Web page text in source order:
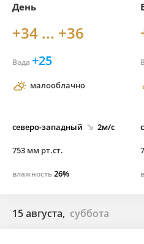
День
+34 ... +36
Вода +25
малооблачно
северо-западный 2м/с
753 мм рт.ст.
влажность26%
15 августа, суббота